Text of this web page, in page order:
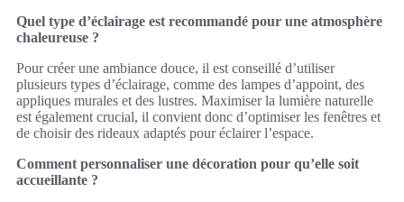
Quel type d’éclairage est recommandé pour une atmosphère
chaleureuse ?
Pour créer une ambiance douce, il est conseillé d’utiliser
plusieurs types d’éclairage, comme des lampes d’appoint, des
appliques murales et des lustres. Maximiser la lumière naturelle
est également crucial, il convient donc d’optimiser les fenêtres et
de choisir des rideaux adaptés pour éclairer l’espace.
Comment personnaliser une décoration pour qu’elle soit
accueillante ?